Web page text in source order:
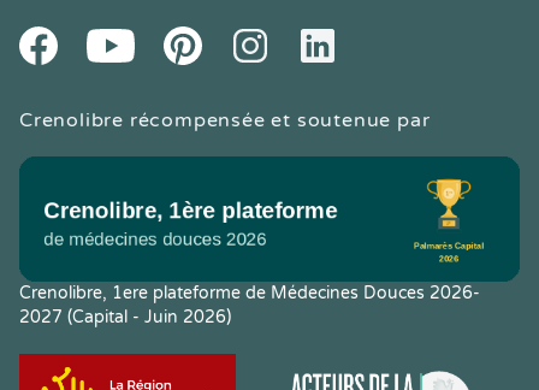
FacebookYoutube PinteresetInstagramLinkedIn
Crenolibre récompensée et soutenue par
Crenolibre, 1ere plateforme de Médecines Douces 2026-
2027 (Capital - Juin 2026)